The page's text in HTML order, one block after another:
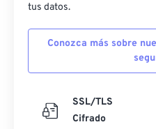
tus datos.
Conozca más sobre
SSL/TLS
Cifrado